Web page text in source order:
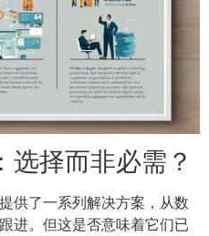
选择而非必需？
供了一系列解决方案，从数
进。但这是否意味着它们已